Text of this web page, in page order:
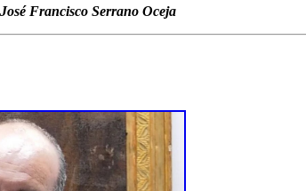
José Francisco Serrano Oceja